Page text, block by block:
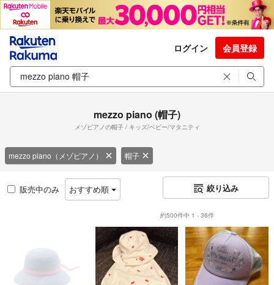
ログイン 会員登録
mezzo piano (帽子)
メゾピアノの帽子 / キッズ/ベビー/マタニティ
mezzo piano（メゾピアノ） 帽子
販売中のみ おすすめ順 絞り込み
約500件中 1 - 36件